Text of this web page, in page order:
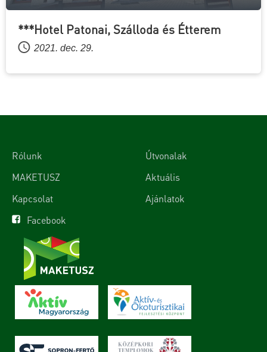
***Hotel Patonai, Szálloda és Étterem
2021. dec. 29.
Rólunk
MAKETUSZ
Kapcsolat
Útvonalak
Aktuális
Ajánlatok
Facebook